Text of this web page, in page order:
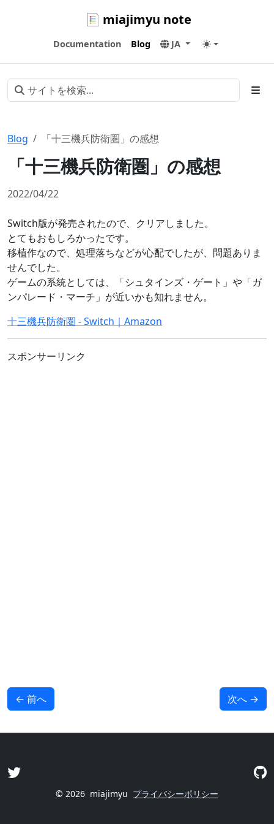
miajimyu note
Documentation Blog JA
Blog 「十三機兵防衛圏」の感想
「十三機兵防衛圏」の感想
2022/04/22
Switch版が発売されたので、クリアしました。
とてもおもしろかったです。
移植作なので、処理落ちなどが心配でしたが、問題ありま
せんでした。
ゲームの系統としては、「シュタインズ・ゲート」や「ガ
ンパレード・マーチ」が近いかも知れません。
十三機兵防衛圏 - Switch｜Amazon
スポンサーリンク
← 前へ 次へ →
© 2026 miajimyu プライバシーポリシー